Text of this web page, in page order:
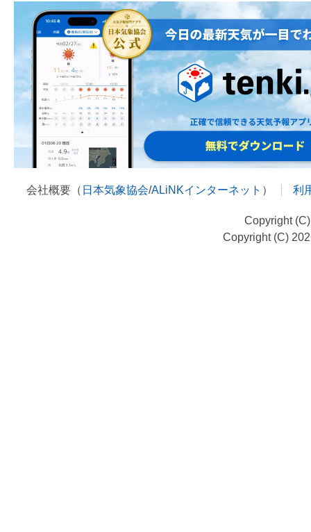
会社概要（ 日本気象協会/ALiNKインターネット ） 利
Copyright
Copyright (C)